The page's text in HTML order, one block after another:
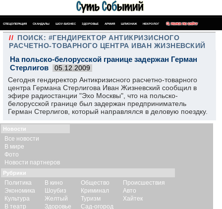
СПЕЦОПЕРАЦИЯ СКАНДАЛЫ ШОУ-БИЗНЕС ЗДОРОВЬЕ АРМИЯ ШПИОНАЖ НЕКРОЛОГ ПОИСК ПО САЙТУ
// ПОИСК: #ГЕНДИРЕКТОР АНТИКРИЗИСНОГО
РАСЧЕТНО-ТОВАРНОГО ЦЕНТРА ИВАН ЖИЗНЕВСКИЙ
На польско-белорусской границе задержан Герман
Стерлигов
05.12.2009
Сегодня гендиректор Антикризисного расчетно-товарного
центра Германа Стерлигова Иван Жизневский сообщил в
эфире радиостанции "Эхо Москвы", что на польско-
белорусской границе был задержан предприниматель
Герман Стерлигов, который направлялся в деловую поездку.
Новости
Все новости
В мире
Фото
Новости партнеров
Рубрики
Политика
Экономика
Культура
В театр
В кино
Шоубиз
Желтый
Здоровье
Общество
Криминал
Туризм
Сад-огород
Происшествия
Авто
Хайтек